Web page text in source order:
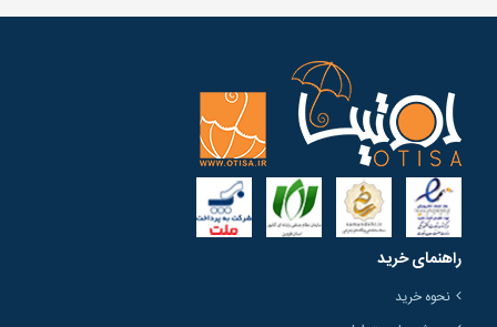
راهنمای خرید
نحوه خرید